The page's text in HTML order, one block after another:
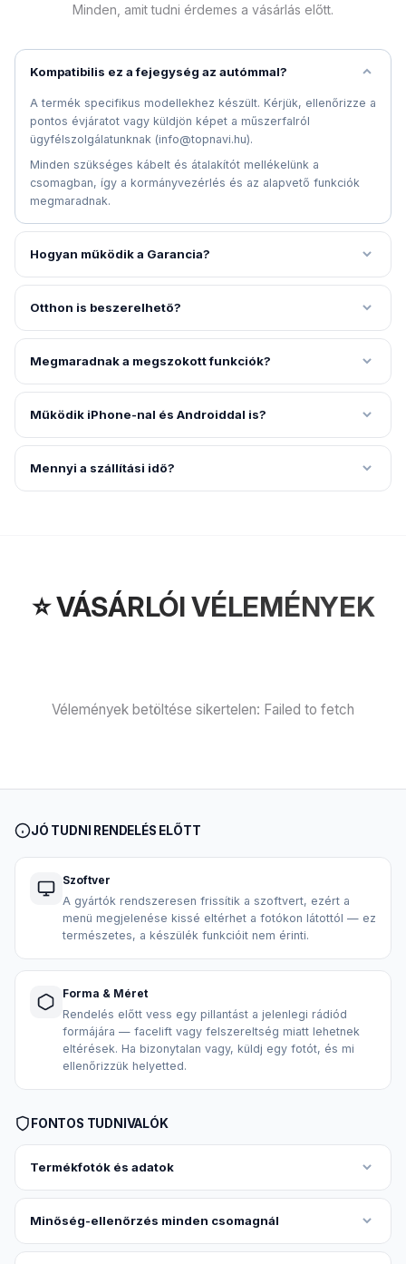
Minden, amit tudni érdemes a vásárlás előtt.
Kompatibilis ez a fejegység az autómmal?
A termék specifikus modellekhez készült. Kérjük, ellenőrizze a
pontos évjáratot vagy küldjön képet a műszerfalról
ügyfélszolgálatunknak (info@topnavi.hu).
Minden szükséges kábelt és átalakítót mellékelünk a
csomagban, így a kormányvezérlés és az alapvető funkciók
megmaradnak.
Hogyan működik a Garancia?
Otthon is beszerelhető?
Megmaradnak a megszokott funkciók?
Működik iPhone-nal és Androiddal is?
Mennyi a szállítási idő?
⭐ VÁSÁRLÓI VÉLEMÉNYEK
Vélemények betöltése sikertelen: Failed to fetch
JÓ TUDNI RENDELÉS ELŐTT
Szoftver
A gyártók rendszeresen frissítik a szoftvert, ezért a
menü megjelenése kissé eltérhet a fotókon látottól — ez
természetes, a készülék funkcióit nem érinti.
Forma & Méret
Rendelés előtt vess egy pillantást a jelenlegi rádiód
formájára — facelift vagy felszereltség miatt lehetnek
eltérések. Ha bizonytalan vagy, küldj egy fotót, és mi
ellenőrizzük helyetted.
FONTOS TUDNIVALÓK
Termékfotók és adatok
Minőség-ellenőrzés minden csomagnál